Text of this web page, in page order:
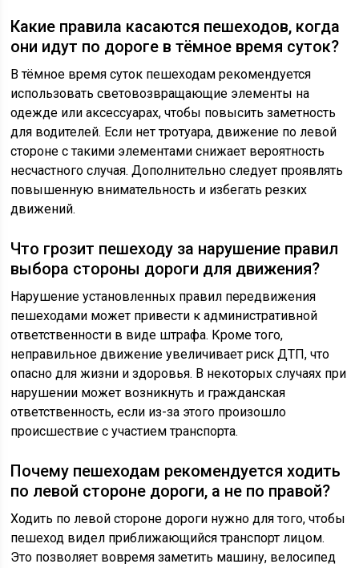
Какие правила касаются пешеходов, когда
они идут по дороге в тёмное время суток?
В тёмное время суток пешеходам рекомендуется
использовать световозвращающие элементы на
одежде или аксессуарах, чтобы повысить заметность
для водителей. Если нет тротуара, движение по левой
стороне с такими элементами снижает вероятность
несчастного случая. Дополнительно следует проявлять
повышенную внимательность и избегать резких
движений.
Что грозит пешеходу за нарушение правил
выбора стороны дороги для движения?
Нарушение установленных правил передвижения
пешеходами может привести к административной
ответственности в виде штрафа. Кроме того,
неправильное движение увеличивает риск ДТП, что
опасно для жизни и здоровья. В некоторых случаях при
нарушении может возникнуть и гражданская
ответственность, если из-за этого произошло
происшествие с участием транспорта.
Почему пешеходам рекомендуется ходить
по левой стороне дороги, а не по правой?
Ходить по левой стороне дороги нужно для того, чтобы
пешеход видел приближающийся транспорт лицом.
Это позволяет вовремя заметить машину, велосипед